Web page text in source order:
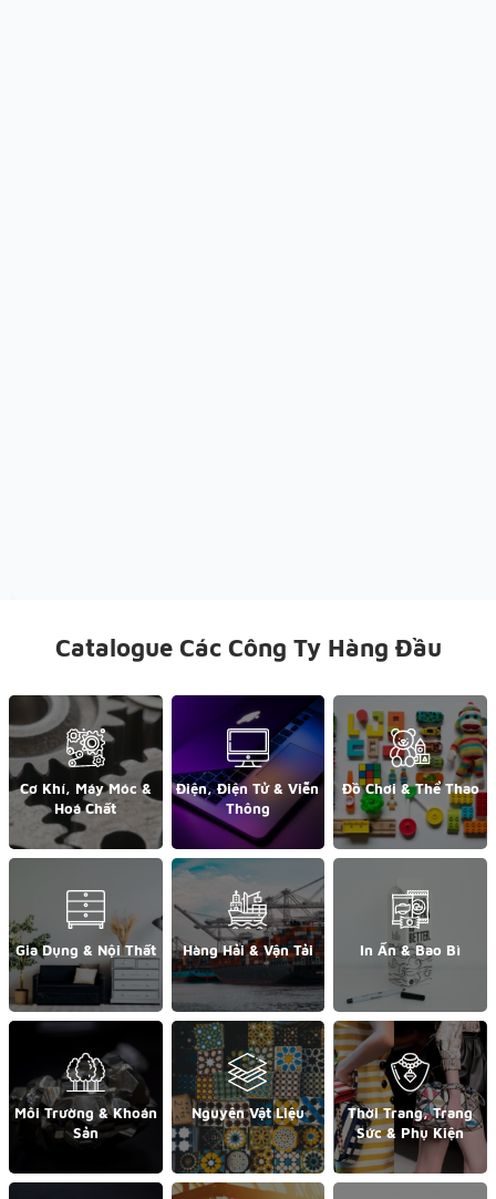
Catalogue Các Công Ty Hàng Đầu
Cơ Khí, Máy Móc &
Hoá Chất
Điện, Điện Tử & Viễn
Thông
Đồ Chơi & Thể Thao
Gia Dụng & Nội Thất Hàng Hải & Vận Tải In Ấn & Bao Bì
Môi Trường & Khoán
Sản
Nguyên Vật Liệu
Thời Trang, Trang
Sức & Phụ Kiện